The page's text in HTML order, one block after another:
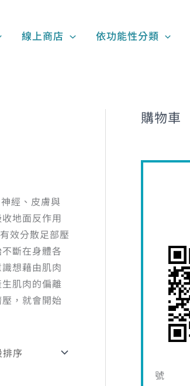
線上商店 依功能性分類
經、皮膚與
地面反作用
效分散足部壓
斷在身體各
想藉由肌肉
肌肉的偏離
，就會開始
購物車
號
尋